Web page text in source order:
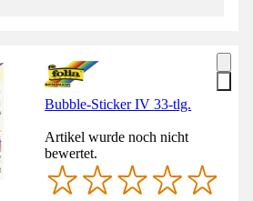
Bubble-Sticker IV 33-tlg.
Artikel wurde noch nicht
bewertet.